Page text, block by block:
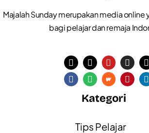
Majalah Sunday merupakan media online
bagi pelajar dan remaja
Kategori
Tips Pelajar